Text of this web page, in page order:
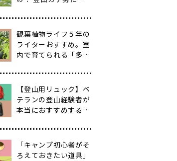
ぎ】
観葉植物ライフ５年の
ライターおすすめ。室
内で育てられる「多肉
育て方も紹介】
【登山用リュック】ベ
テランの登山経験者が
本当におすすめする容
選
「キャンプ初心者がそ
ろえておきたい道具」